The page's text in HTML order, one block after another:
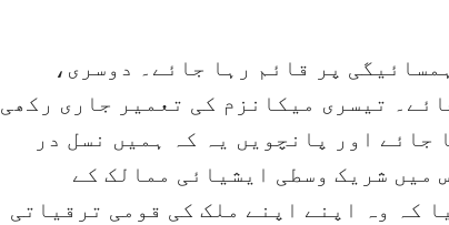
پر قائم رہا جائے۔ دوسری،
تیسری میکانزم کی تعمیر جاری رکھی
اور پانچویں یہ کہ ہمیں نسل در
میں شریک وسطی ایشیائی ممالک کے
کہ وہ اپنے اپنے ملک کی قومی ترقیاتی